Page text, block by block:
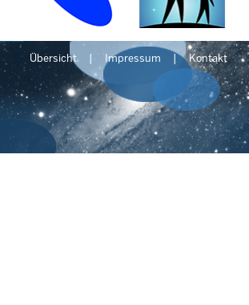
Übersicht Impressum Kontakt